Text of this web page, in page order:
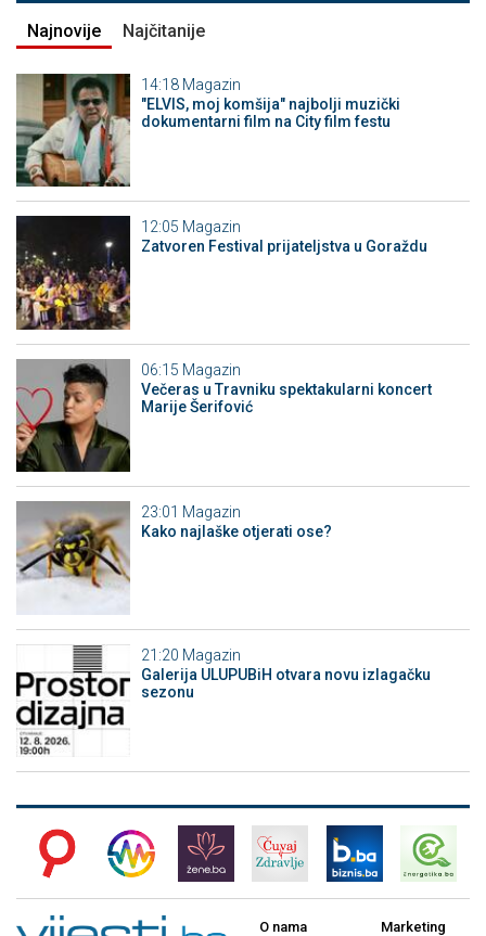
Najnovije Najčitanije
14:18 Magazin
"ELVIS, moj komšija" najbolji muzički
dokumentarni film na City film festu
12:05 Magazin
Zatvoren Festival prijateljstva u Goraždu
06:15 Magazin
Večeras u Travniku spektakularni koncert
Marije Šerifović
23:01 Magazin
Kako najlaške otjerati ose?
21:20 Magazin
Galerija ULUPUBiH otvara novu izlagačku
sezonu
O nama Marketing